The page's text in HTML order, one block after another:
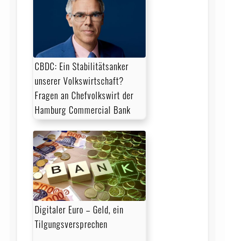
CBDC: Ein Stabilitätsanker
unserer Volks­wirt­schaft?
Fragen an Chefvolkswirt der
Hamburg Commercial Bank
Digitaler Euro – Geld, ein
Tilgungsversprechen